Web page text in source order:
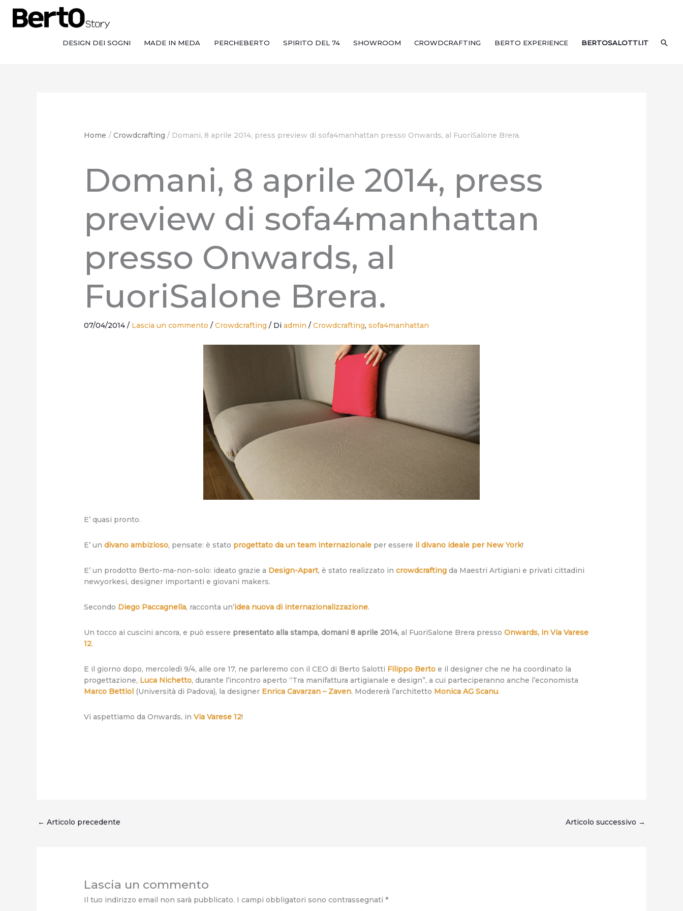
contenuto
navigazione
contenuto
DESIGN DEI SOGNI MADE IN MEDA PERCHEBERTO SPIRITO DEL 74 SHOWROOM CROWDCRAFTING BERTO EXPERIENCE BERTOSALOTTI.IT
Home Crowdcrafting Domani, 8 aprile 2014, press preview di sofa4manhattan presso Onwards, al FuoriSalone Brera.
Domani, 8 aprile 2014, press
preview di sofa4manhattan
presso Onwards, al
FuoriSalone Brera.
07/04/2014/ Lascia un commento /Crowdcrafting / Diadmin/Crowdcrafting,sofa4manhattan
E’ quasi pronto.
E’ undivano ambizioso, pensate: è stato progettato da un team internazionale per essere il divano ideale per New York!
E’ un prodotto Berto-ma-non-solo: ideato grazie a Design-Apart, è stato realizzato incrowdcrafting da Maestri Artigiani e privati cittadini
newyorkesi, designer importanti e giovani makers.
Secondo Diego Paccagnella, racconta un’idea nuova di internazionalizzazione.
Un tocco ai cuscini ancora, e può essere presentato alla stampa, domani 8 aprile 2014, al FuoriSalone Brera pressoOnwards, in Via Varese
12.
E il giorno dopo, mercoledì 9/4, alle ore 17, ne parleremo con il CEO di Berto Salotti Filippo Berto e il designer che ne ha coordinato la
progettazione, Luca Nichetto, durante l’incontro aperto “Tra manifattura artigianale e design”, a cui parteciperanno anche l’economista
Marco Bettiol (Università di Padova), la designer Enrica Cavarzan – Zaven. Modererà l’architetto Monica AG Scanu.
Vi aspettiamo da Onwards, inVia Varese 12!
← Articolo precedente Articolo successivo →
Lascia un commento
Il tuo indirizzo email non sarà pubblicato. I campi obbligatori sono contrassegnati *